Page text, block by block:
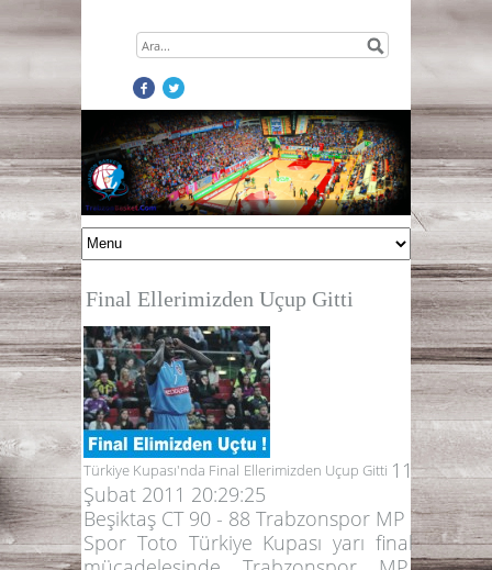
Final Ellerimizden Uçup Gitti
Türkiye Kupası'nda Final Ellerimizden Uçup Gitti 11
Şubat 2011 20:29:25
Beşiktaş CT 90 - 88 Trabzonspor MP
Spor Toto Türkiye Kupası yarı final